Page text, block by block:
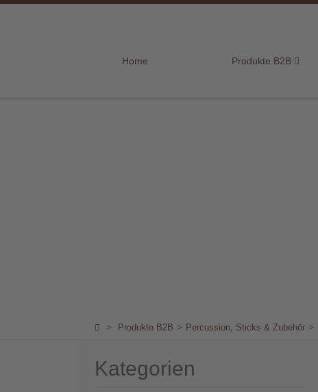
Home Produkte B2B
> Produkte B2B > Percussion, Sticks & Zubehör >
Kategorien